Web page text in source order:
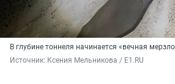
В глубине тоннеля начинается «вечная
Источник: Ксения Мельникова / E1.RU